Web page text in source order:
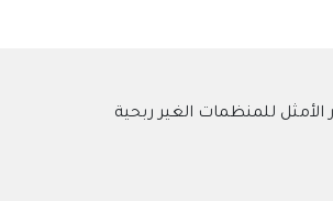
الأمثل للمنظمات الغير ربحية